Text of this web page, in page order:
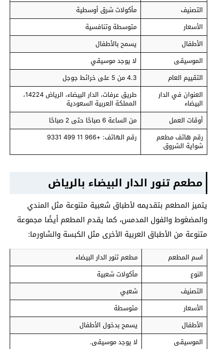
التصنيف
مأكولات شرق أوسطية
الأسعار
متوسطة وتنافسية
الأطفال
يسمح بالأطفال
الموسيقى
لا يوجد موسيقي
التقييم العام
4.3 من 5 على خرائط جوجل
العنوان في الدار
البيضاء
طريق عرفات، الدار البيضاء، الرياض 14224،
المملكة العربية السعودية
أوقات العمل
من الساعة 6 صباحًا حتى 2 صباحًا
رقم هاتف مطعم
شواية الشروق
رقم الهاتف: +966 11 499 9331
مطعم تنور الدار البيضاء بالرياض
يتميز المطعم بتقديمه لأطباق شعبية متنوعة مثل المندي
والمضغوط والفول المدمس، كما يقدم المطعم أيضًا مجموعة
متنوعة من الأطباق العربية الأخرى مثل الكبسة والشاورما:
اسم المطعم
مطعم تنور الدار البيضاء
النوع
مأكولات شعبية
التصنيف
شعبي
الأسعار
متوسطة
الأطفال
يسمح بدخول الأطفال
الموسيقى
لا يوجد موسيقى.